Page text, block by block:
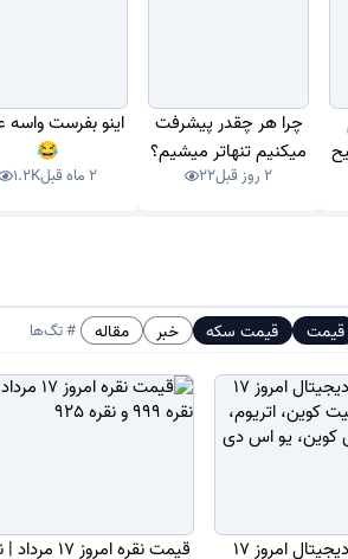
میزان تقاضا قرار گیرد. ربع سکه برای
سکه طلا در بازار است که وزن آن حدود یک
واقعی طلا بیشتر است. سکه گرمی گزینه‌ای
چرا هر چقدر پیشرفت
میکنیم تنهاتر میشیم؟
2 روز قبل 22
اینو بفرست
😂
2 ماه قبل 1.2K
قیمت قیمت سکه خبر مقاله # تگ‌ها
قیمت ارز دیجیتال امروز 17
قیمت نقره امروز 17